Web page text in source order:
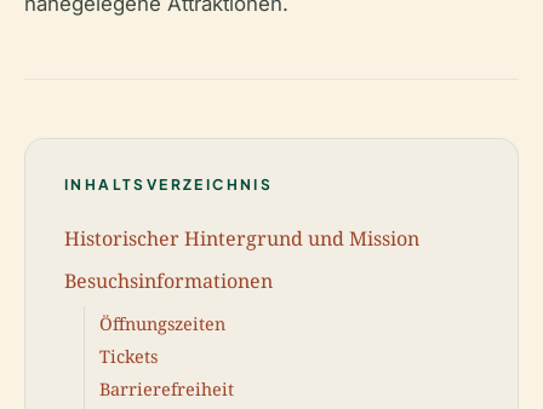
INHALTSVERZEICHNIS
Historischer Hintergrund und Mission
Besuchsinformationen
Öffnungszeiten
Tickets
Barrierefreiheit